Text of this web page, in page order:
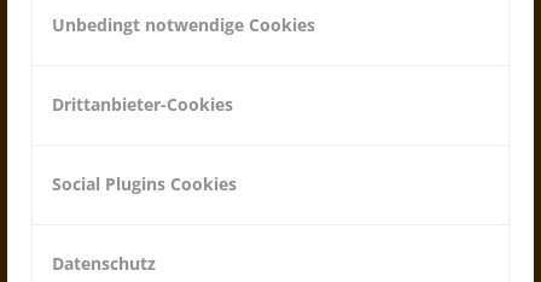
Unbedingt notwendige Cookies
Drittanbieter-Cookies
Social Plugins Cookies
Datenschutz
Tel. +39 0473 230 475
PEC-Email:pronepal [at] legalmail.it
UHRZEITEN:
nachmittags nach Vereinbarung